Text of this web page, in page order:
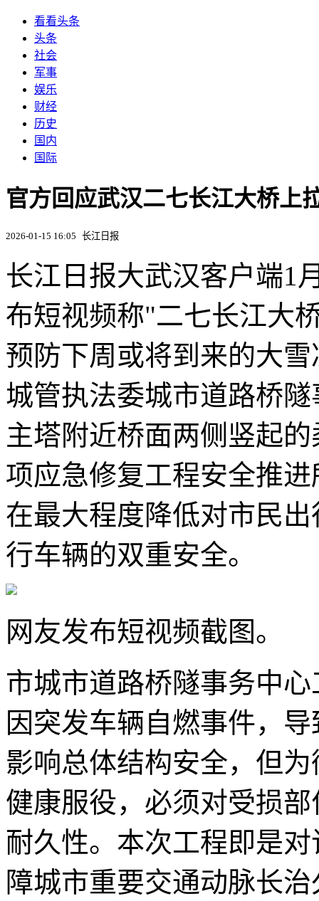
看看头条
头条
社会
军事
娱乐
财经
历史
国内
国际
官方回应武汉二七长江大桥上
2026-01-15 16:05 长江日报
长江日报大武汉客户端1
布短视频称"二七长江大
预防下周或将到来的大
城管执法委城市道路桥
主塔附近桥面两侧竖起
项应急修复工程安全推
在最大程度降低对市民
行车辆的双重安全。
网友发布短视频截图。
市城市道路桥隧事务中
因突发车辆自燃事件，
影响总体结构安全，但
健康服役，必须对受损
耐久性。本次工程即是
障城市重要交通动脉长